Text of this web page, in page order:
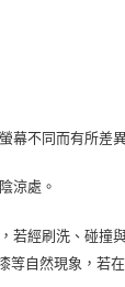
幕不同而有所差
涼處。
若經刷洗、碰撞
等自然現象，若